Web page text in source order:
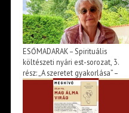
ESŐMADARAK – Spirituális
költészeti nyári est-sorozat, 3.
rész: „A szeretet gyakorlása” –
szvámí Tírtha Fekete könyve –
Beszélgetés Ősz Szabó Évával |
→